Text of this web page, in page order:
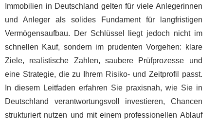
Immobilien in Deutschland gelten für viele Anlegerinnen
und Anleger als solides Fundament für langfristigen
Vermögensaufbau. Der Schlüssel liegt jedoch nicht im
schnellen Kauf, sondern im prudenten Vorgehen: klare
Ziele, realistische Zahlen, saubere Prüfprozesse und
eine Strategie, die zu Ihrem Risiko- und Zeitprofil passt.
In diesem Leitfaden erfahren Sie praxisnah, wie Sie in
Deutschland verantwortungsvoll investieren, Chancen
strukturiert nutzen und mit einem professionellen Ablauf